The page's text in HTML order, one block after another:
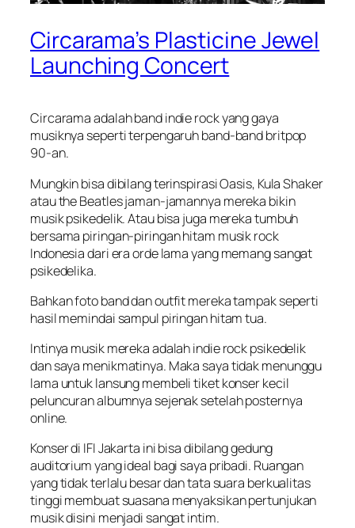
Circarama’s Plasticine Jewel
Launching Concert
Circarama adalah band indie rock yang gaya
musiknya seperti terpengaruh band-band britpop
90-an.
Mungkin bisa dibilang terinspirasi Oasis, Kula Shaker
atau the Beatles jaman-jamannya mereka bikin
musik psikedelik. Atau bisa juga mereka tumbuh
bersama piringan-piringan hitam musik rock
Indonesia dari era orde lama yang memang sangat
psikedelika.
Bahkan foto band dan outfit mereka tampak seperti
hasil memindai sampul piringan hitam tua.
Intinya musik mereka adalah indie rock psikedelik
dan saya menikmatinya. Maka saya tidak menunggu
lama untuk lansung membeli tiket konser kecil
peluncuran albumnya sejenak setelah posternya
online.
Konser di IFI Jakarta ini bisa dibilang gedung
auditorium yang ideal bagi saya pribadi. Ruangan
yang tidak terlalu besar dan tata suara berkualitas
tinggi membuat suasana menyaksikan pertunjukan
musik disini menjadi sangat intim.